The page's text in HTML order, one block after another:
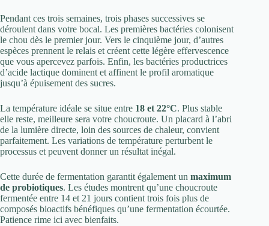
Pendant ces trois semaines, trois phases successives se
déroulent dans votre bocal. Les premières bactéries colonisent
le chou dès le premier jour. Vers le cinquième jour, d’autres
espèces prennent le relais et créent cette légère effervescence
que vous apercevez parfois. Enfin, les bactéries productrices
d’acide lactique dominent et affinent le profil aromatique
jusqu’à épuisement des sucres.
La température idéale se situe entre 18 et 22°C. Plus stable
elle reste, meilleure sera votre choucroute. Un placard à l’abri
de la lumière directe, loin des sources de chaleur, convient
parfaitement. Les variations de température perturbent le
processus et peuvent donner un résultat inégal.
Cette durée de fermentation garantit également un maximum
de probiotiques. Les études montrent qu’une choucroute
fermentée entre 14 et 21 jours contient trois fois plus de
composés bioactifs bénéfiques qu’une fermentation écourtée.
Patience rime ici avec bienfaits.